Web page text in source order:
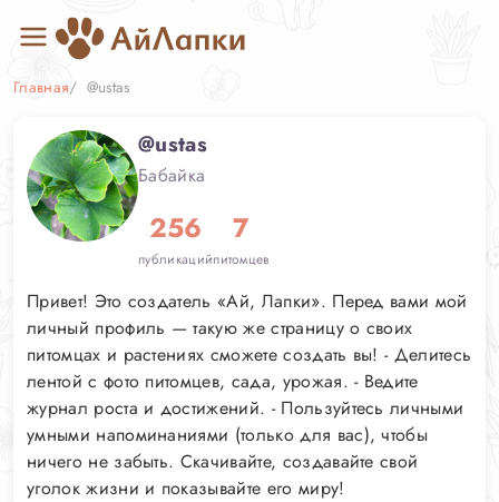
Главная @ustas
@ustas
Бабайка
256
публикаций
7
питомцев
Привет! Это создатель «Ай, Лапки». Перед вами мой
личный профиль — такую же страницу о своих
питомцах и растениях сможете создать вы! - Делитесь
лентой с фото питомцев, сада, урожая. - Ведите
журнал роста и достижений. - Пользуйтесь личными
умными напоминаниями (только для вас), чтобы
ничего не забыть. Скачивайте, создавайте свой
уголок жизни и показывайте его миру!